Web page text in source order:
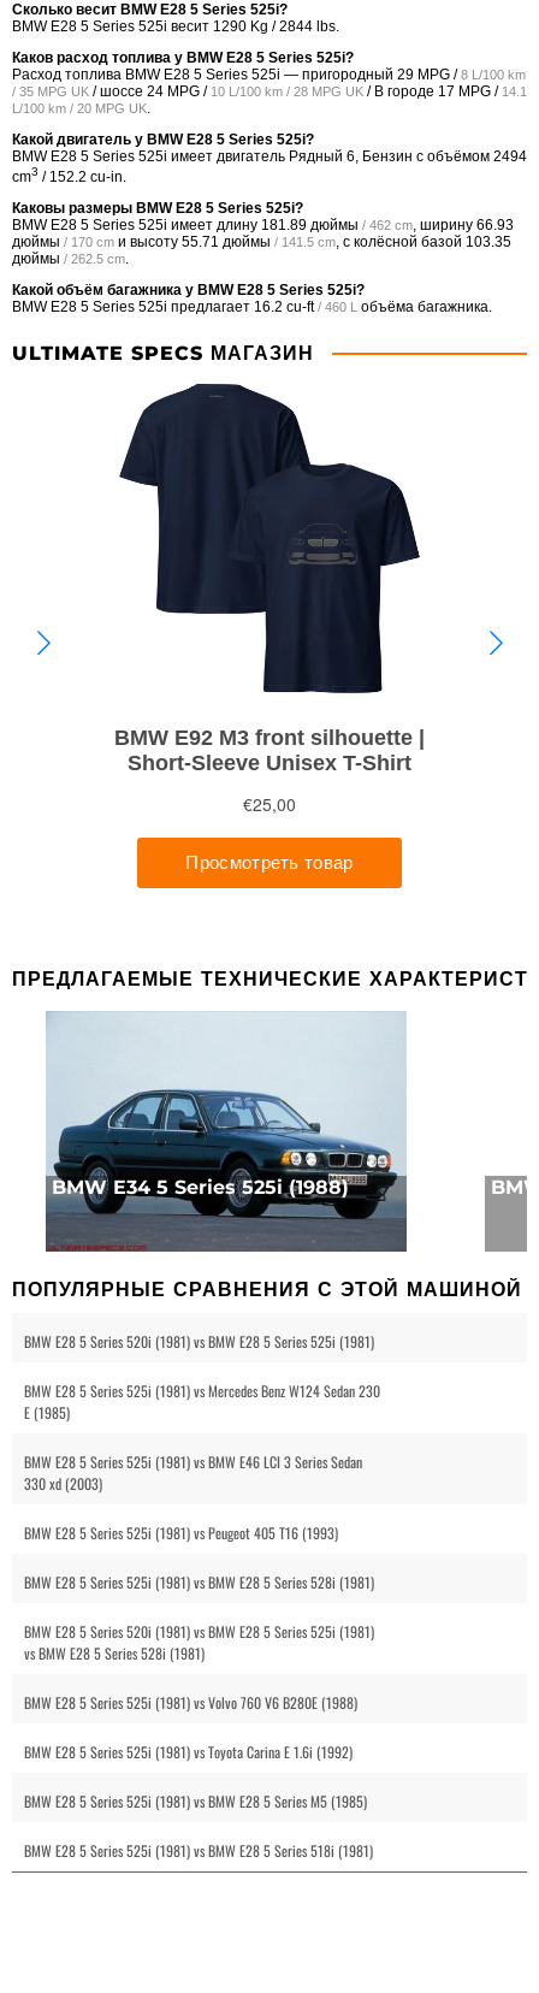
Сколько весит BMW E28 5 Series 525i?
BMW E28 5 Series 525i весит 1290 Kg / 2844 lbs.
Каков расход топлива у BMW E28 5 Series 525i?
Расход топлива BMW E28 5 Series 525i — пригородный 29 MPG /8 L/100 km
/ 35 MPG UK / шоссе 24 MPG / 10 L/100 km / 28 MPG UK / В городе 17 MPG / 14.1
L/100 km / 20 MPG UK.
Какой двигатель у BMW E28 5 Series 525i?
BMW E28 5 Series 525i имеет двигатель Рядный 6, Бензин с объёмом 2494
cm3 / 152.2 cu-in.
Каковы размеры BMW E28 5 Series 525i?
BMW E28 5 Series 525i имеет длину 181.89 дюймы / 462 cm, ширину 66.93
дюймы / 170 cm и высоту 55.71 дюймы / 141.5 cm, с колёсной базой 103.35
дюймы / 262.5 cm.
Какой объём багажника у BMW E28 5 Series 525i?
BMW E28 5 Series 525i предлагает 16.2 cu-ft / 460 L объёма багажника.
ULTIMATE SPECS МАГАЗИН
ПРЕДЛАГАЕМЫЕ ТЕХНИЧЕСКИЕ
BMW E34 5 Series 525i (1988)
ПОПУЛЯРНЫЕ СРАВНЕНИЯ С ЭТОЙ МАШИНОЙ
BMW E28 5 Series 520i (1981) vs BMW E28 5 Series 525i (1981)
BMW E28 5 Series 525i (1981) vs Mercedes Benz W124 Sedan 230
E (1985)
BMW E28 5 Series 525i (1981) vs BMW E46 LCI 3 Series Sedan
330 xd (2003)
BMW E28 5 Series 525i (1981) vs Peugeot 405 T16 (1993)
BMW E28 5 Series 525i (1981) vs BMW E28 5 Series 528i (1981)
BMW E28 5 Series 520i (1981) vs BMW E28 5 Series 525i (1981)
vs BMW E28 5 Series 528i (1981)
BMW E28 5 Series 525i (1981) vs Volvo 760 V6 B280E (1988)
BMW E28 5 Series 525i (1981) vs Toyota Carina E 1.6i (1992)
BMW E28 5 Series 525i (1981) vs BMW E28 5 Series M5 (1985)
BMW E28 5 Series 525i (1981) vs BMW E28 5 Series 518i (1981)